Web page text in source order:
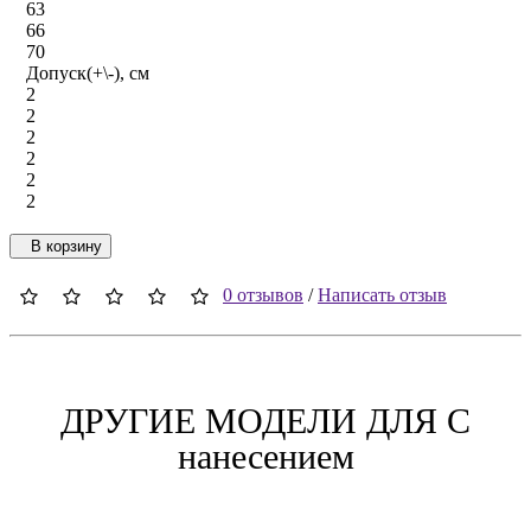
63
66
70
Допуск(+\-), см
2
2
2
2
2
2
В корзину
0 отзывов /Написать отзыв
ДРУГИЕ МОДЕЛИ ДЛЯ C
нанесением